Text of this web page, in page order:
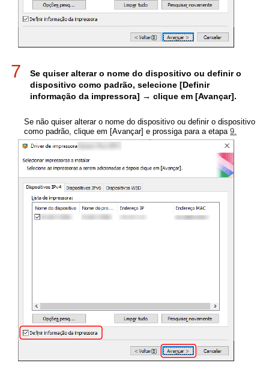
7
Se quiser alterar o nome do dispositivo ou definir o
dispositivo como padrão, selecione [Definir
informação da impressora] → clique em [Avançar].
Se não quiser alterar o nome do dispositivo ou definir o dispositivo
como padrão, clique em [Avançar] e prossiga para a etapa 9.